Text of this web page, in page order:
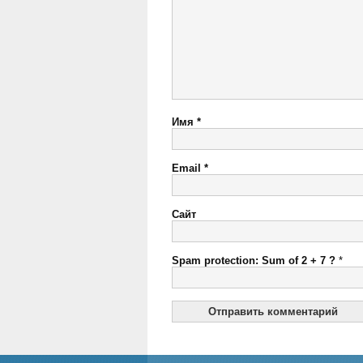
Имя *
Email *
Сайт
Spam protection: Sum of 2 + 7 ? *